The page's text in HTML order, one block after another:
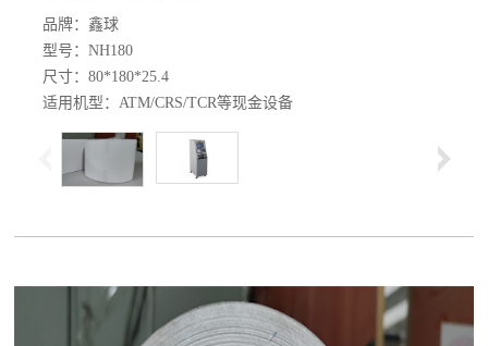
品牌：鑫球
型号：NH180
尺寸：80*180*25.4
适用机型：ATM/CRS/TCR等现金设备